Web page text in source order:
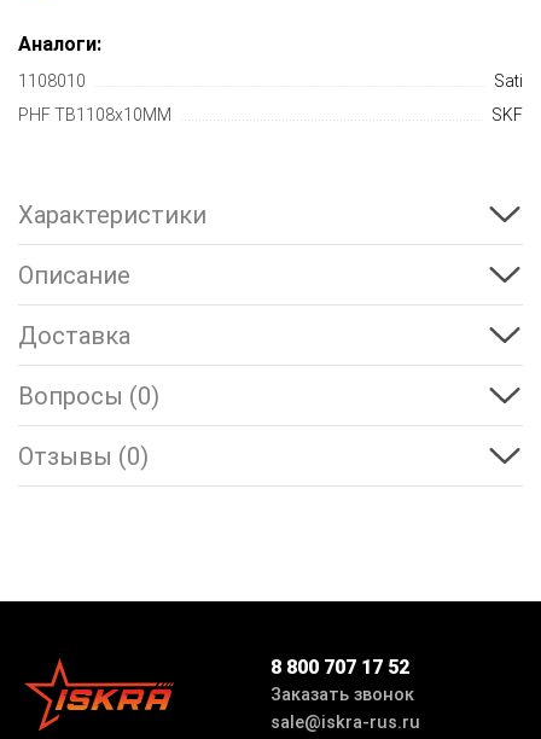
Аналоги:
1108010
Sati
PHF TB1108x10MM
SKF
Характеристики
Описание
Доставка
Вопросы (0)
Отзывы (0)
8 800 707 17 52
Заказать звонок
sale@iskra-rus.ru